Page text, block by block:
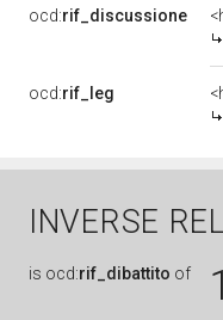
ocd:rif_discussione
ocd:rif_leg
INVERSE
is ocd:rif_dibattito of